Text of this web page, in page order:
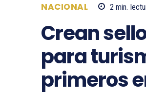
NACIONAL 2 min.
Crean
para
primeros